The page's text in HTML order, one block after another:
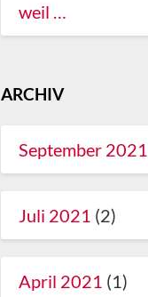
weil …
ARCHIV
September 2021
Juli 2021 (2)
April 2021 (1)